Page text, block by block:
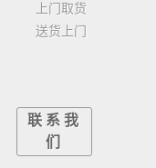
上门取货
送货上门
联系我
们